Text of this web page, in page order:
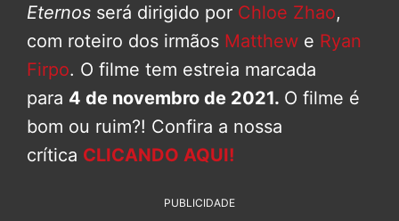
Eternos será dirigido por Chloe Zhao,
com roteiro dos irmãos Matthew e Ryan
Firpo. O filme tem estreia marcada
para 4 de novembro de 2021. O filme é
bom ou ruim?! Confira a nossa
crítica CLICANDO AQUI!
PUBLICIDADE